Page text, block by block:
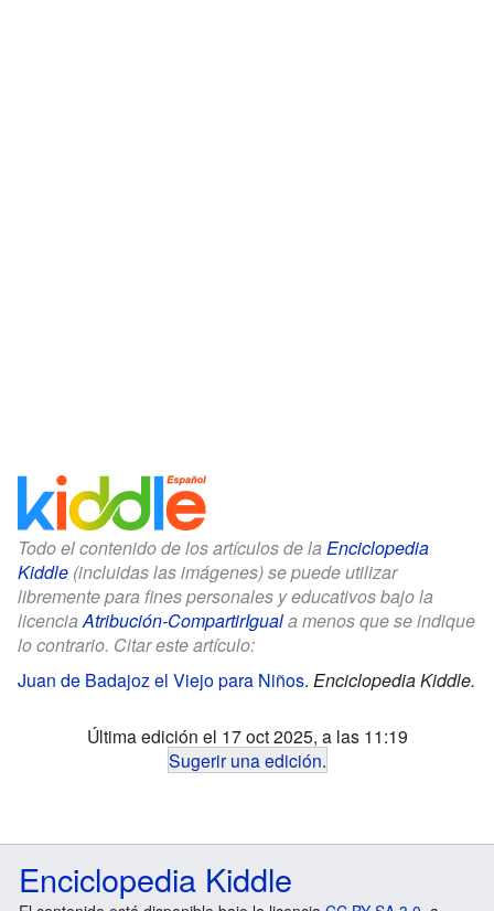
Todo el contenido de los artículos de la Enciclopedia
Kiddle (incluidas las imágenes) se puede utilizar
libremente para fines personales y educativos bajo la
licenciaAtribución-CompartirIguala menos que se indique
lo contrario. Citar este artículo:
Juan de Badajoz el Viejo para Niños. Enciclopedia Kiddle.
Última edición el 17 oct 2025, a las 11:19
Sugerir una edición.
Enciclopedia Kiddle